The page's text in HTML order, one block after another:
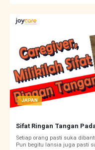
JAPAN
Sifat Ringan Tangan
Setiap orang pasti suka
Pun begitu lansia juga pasti